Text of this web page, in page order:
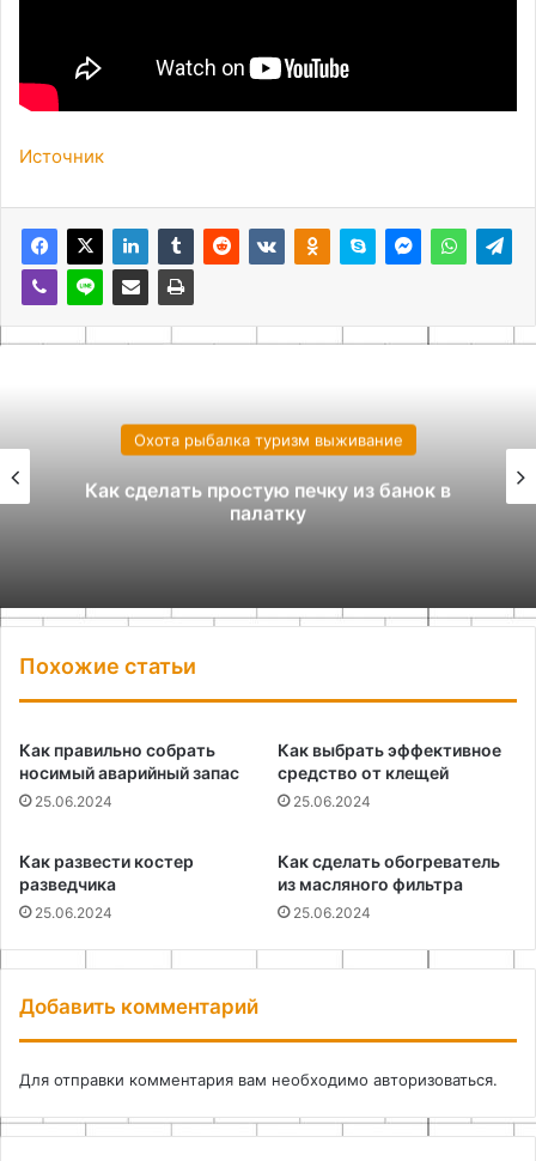
Источник
Охота рыбалка туризм выживание
Как сделать простую печку из банок в
палатку
Похожие статьи
Как правильно собрать
носимый аварийный запас
25.06.2024
Как выбрать эффективное
средство от клещей
25.06.2024
Как развести костер
разведчика
25.06.2024
Как сделать обогреватель
из масляного фильтра
25.06.2024
Добавить комментарий
Для отправки комментария вам необходимо авторизоваться.